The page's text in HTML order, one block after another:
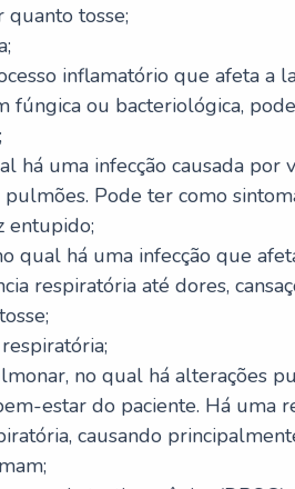
quanto tosse;
inflamatório que afeta a
fúngica ou bacteriológica,
há uma infecção causada por
Pode ter como
entupido;
qual há uma infecção que
respiratória até dores,
no qual há alterações
estar do paciente. Há uma
causando